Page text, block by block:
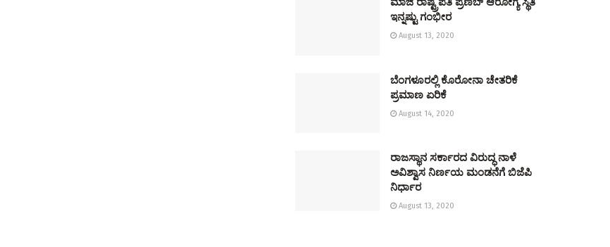
ಇನ್ನಷ್ಟು ಗಂಭೀರ
August 13, 2020
ಬೆಂಗಳೂರಲ್ಲಿ ಕೊರೋನಾ ಚೇತರಿಕೆ
ಪ್ರಮಾಣ ಏರಿಕೆ
August 14, 2020
ರಾಜಸ್ಥಾನ ಸರ್ಕಾರದ ವಿರುದ್ಧ ನಾಳೆ
ಅವಿಶ್ವಾಸ ನಿರ್ಣಯ ಮಂಡನೆಗೆ ಬಿಜೆಪಿ
ನಿರ್ಧಾರ
August 13, 2020